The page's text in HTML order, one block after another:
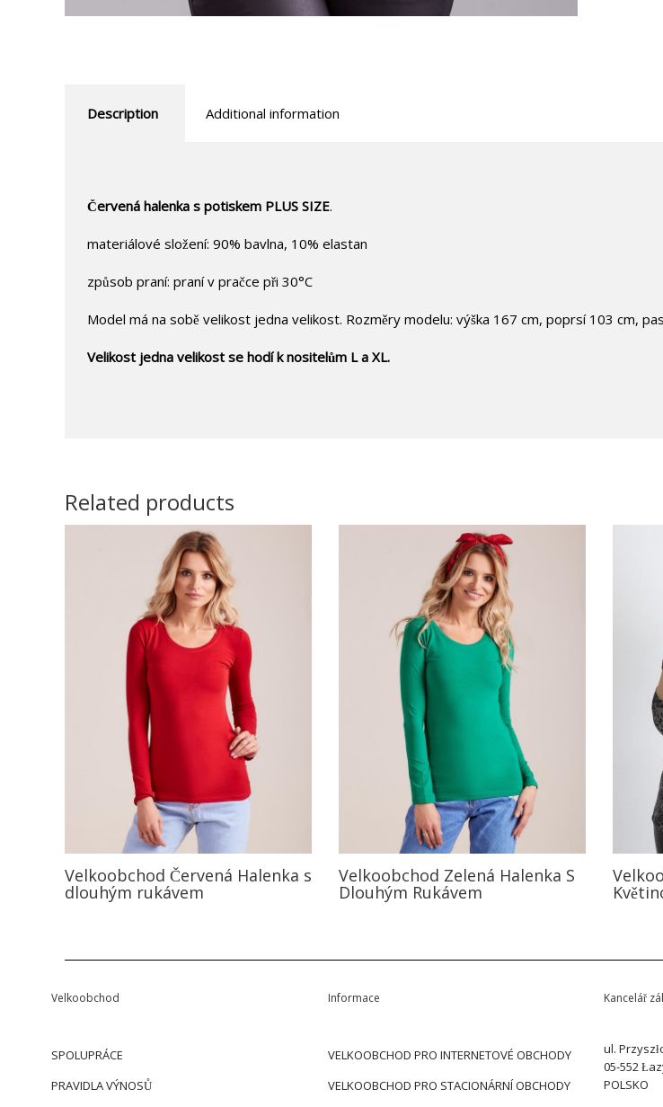
Description Additional information
Červená halenka s potiskem PLUS SIZE.
materiálové složení: 90% bavlna, 10% elastan
způsob praní: praní v pračce při 30°C
Model má na sobě velikost jedna velikost. Rozměry modelu: výška 167 cm, poprsí 103 cm,
Velikost jedna velikost se hodí k nositelům L a XL.
Related products
Velkoobchod Červená Halenka s
dlouhým rukávem
Velkoobchod Zelená Halenka S
Dlouhým Rukávem
Velkoobchod
SPOLUPRÁCE
PRAVIDLA VÝNOSŮ
Informace
VELKOOBCHOD PRO INTERNETOVÉ OBCHODY
VELKOOBCHOD PRO STACIONÁRNÍ OBCHODY
Kancelář
ul.
05-552
POLSKO